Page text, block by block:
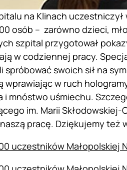
na Klinach
osób – zarówno dzieci,
szpital przygotował
w codziennej pracy.
spróbować swoich sił na
wprawiając w ruch
i mnóstwo uśmiechu.
im. Marii
pracę. Dziękujemy też